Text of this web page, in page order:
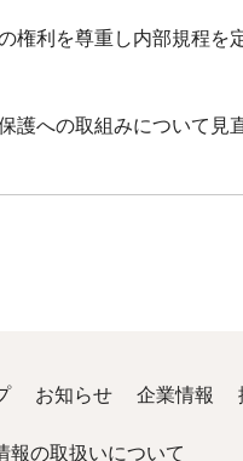
利を尊重し内部規程を
護への取組みについて見
お知らせ 企業情報
報の取扱いについて